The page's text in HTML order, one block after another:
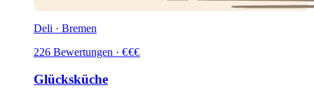
Deli · Bremen
226 Bewertungen · €€€
Glücksküche